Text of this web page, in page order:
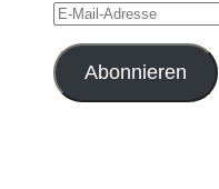
E-
Mail-
Adresse
Abonnieren